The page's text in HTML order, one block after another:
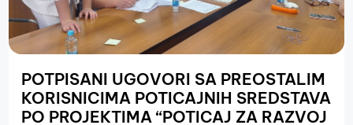
POTPISANI UGOVORI SA PREOSTALIM
KORISNICIMA POTICAJNIH SREDSTAVA
PO PROJEKTIMA “POTICAJ ZA RAZVOJ